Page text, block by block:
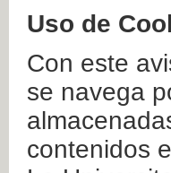
Uso de
Con este
se navega
contenidos